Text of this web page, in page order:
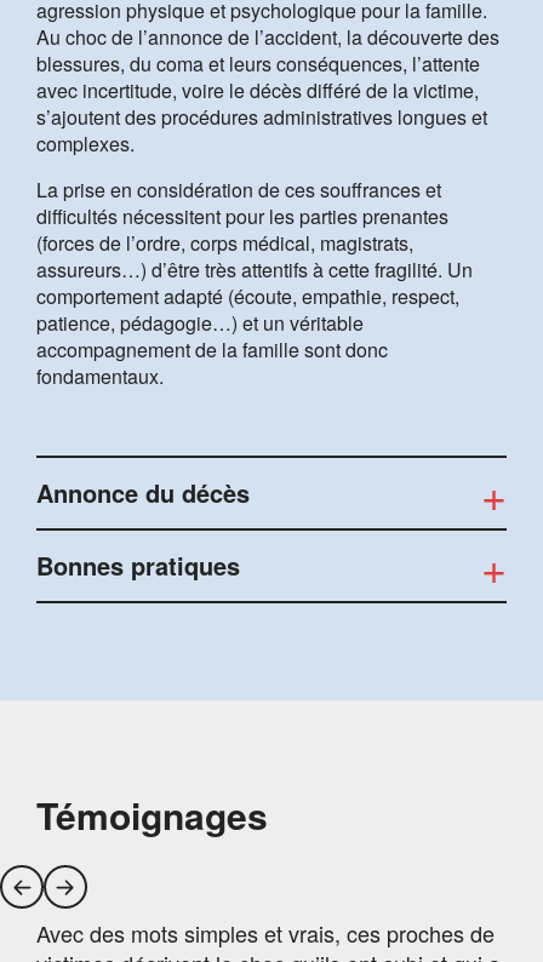
agression physique et psychologique pour la famille.
Au choc de l’annonce de l’accident, la découverte des
blessures, du coma et leurs conséquences, l’attente
avec incertitude, voire le décès différé de la victime,
s’ajoutent des procédures administratives longues et
complexes.
La prise en considération de ces souffrances et
difficultés nécessitent pour les parties prenantes
(forces de l’ordre, corps médical, magistrats,
assureurs…) d’être très attentifs à cette fragilité. Un
comportement adapté (écoute, empathie, respect,
patience, pédagogie…) et un véritable
accompagnement de la famille sont donc
fondamentaux.
Annonce du décès
Bonnes pratiques
Témoignages
Avec des mots simples et vrais, ces proches de